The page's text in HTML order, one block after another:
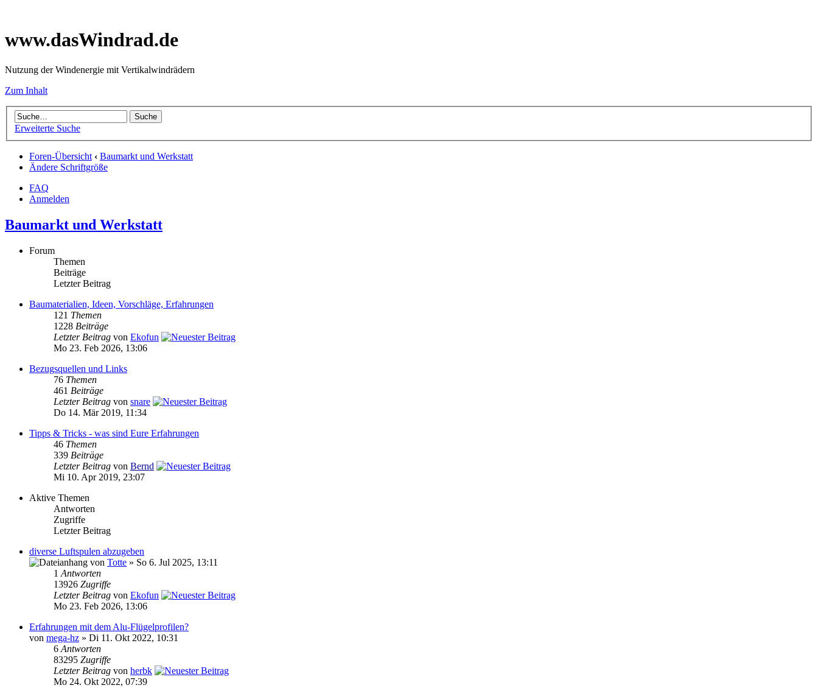
www.dasWindrad.de
Nutzung der Windenergie mit Vertikalwindrädern
Zum Inhalt
Erweiterte Suche
Foren-Übersicht ‹ Baumarkt und Werkstatt
Ändere Schriftgröße
FAQ
Anmelden
Baumarkt und Werkstatt
Forum
Themen
Beiträge
Letzter Beitrag
Baumaterialien, Ideen, Vorschläge, Erfahrungen
121 Themen
1228 Beiträge
Letzter Beitrag von Ekofun
Mo 23. Feb 2026, 13:06
Bezugsquellen und Links
76 Themen
461 Beiträge
Letzter Beitrag von snare
Do 14. Mär 2019, 11:34
Tipps & Tricks - was sind Eure Erfahrungen
46 Themen
339 Beiträge
Letzter Beitrag von Bernd
Mi 10. Apr 2019, 23:07
Aktive Themen
Antworten
Zugriffe
Letzter Beitrag
diverse Luftspulen abzugeben
von Totte » So 6. Jul 2025, 13:11
1 Antworten
13926 Zugriffe
Letzter Beitrag von Ekofun
Mo 23. Feb 2026, 13:06
Erfahrungen mit dem Alu-Flügelprofilen?
von mega-hz » Di 11. Okt 2022, 10:31
6 Antworten
83295 Zugriffe
Letzter Beitrag von herbk
Mo 24. Okt 2022, 07:39